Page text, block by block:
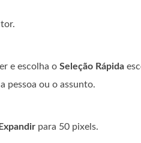
e escolha o Seleção Rápida
pessoa ou o assunto.
Expandir para 50 pixels.